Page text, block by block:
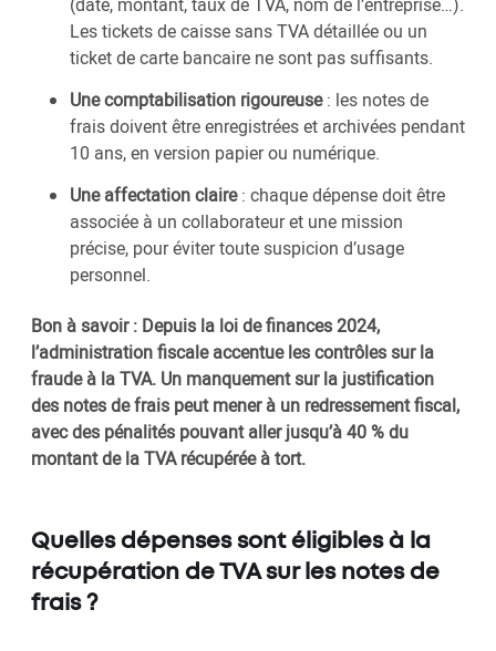
Les tickets de caisse sans TVA détaillée ou un
ticket de carte bancaire ne sont pas suffisants.
Une comptabilisation rigoureuse: les notes de
frais doivent être enregistrées et archivées pendant
10 ans, en version papier ou numérique.
Une affectation claire: chaque dépense doit être
associée à un collaborateur et une mission
précise, pour éviter toute suspicion d’usage
personnel.
Bon à savoir : Depuis la loi de finances 2024,
l’administration fiscale accentue les contrôles sur la
fraude à la TVA. Un manquement sur la justification
des notes de frais peut mener à un redressement fiscal,
avec des pénalités pouvant aller jusqu’à 40 % du
montant de la TVA récupérée à tort.
Quelles dépenses sont éligibles à la
récupération de TVA sur les notes de
frais ?